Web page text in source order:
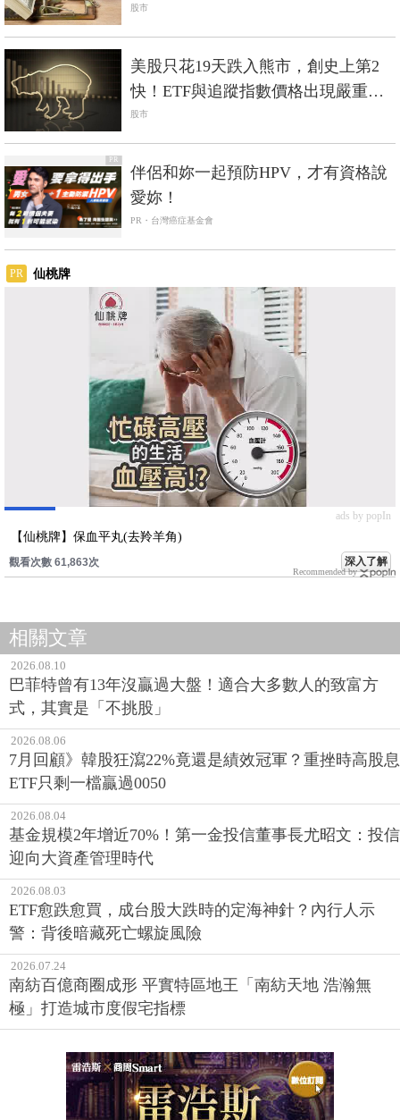
好
股市
美股只花19天跌入熊市，創史上第2
快！ETF與追蹤指數價格出現嚴重脫
節
股市
PR
伴侶和妳一起預防HPV，才有資格說
愛妳！
PR・台灣癌症基金會
PR 仙桃牌
ads by popIn
【仙桃牌】保血平丸(去羚羊角)
觀看次數 61,863次 深入了解
Recommended by
相關文章
2026.08.10
巴菲特曾有13年沒贏過大盤！適合大多數人的致富方
式，其實是「不挑股」
2026.08.06
7月回顧》韓股狂瀉22%竟還是績效冠軍？重挫時高股息
ETF只剩一檔贏過0050
2026.08.04
基金規模2年增近70%！第一金投信董事長尤昭文：投信
迎向大資產管理時代
2026.08.03
ETF愈跌愈買，成台股大跌時的定海神針？內行人示
警：背後暗藏死亡螺旋風險
2026.07.24
南紡百億商圈成形 平實特區地王「南紡天地 浩瀚無
極」打造城市度假宅指標